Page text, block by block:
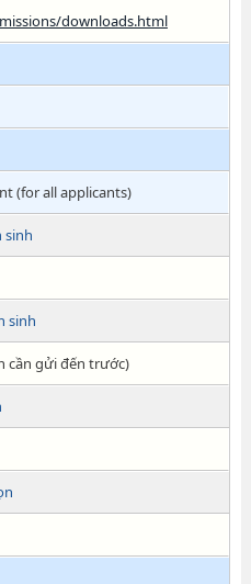
downloads.html
(for all applicants)
sinh
sinh
cần gửi đến trước)